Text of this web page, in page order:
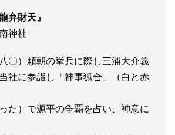
弁財天』
神社
〇）頼朝の挙兵に際し三浦大介義
社に参詣し「神事狐合」（白と赤
た）で源平の争覇を占い、神意に